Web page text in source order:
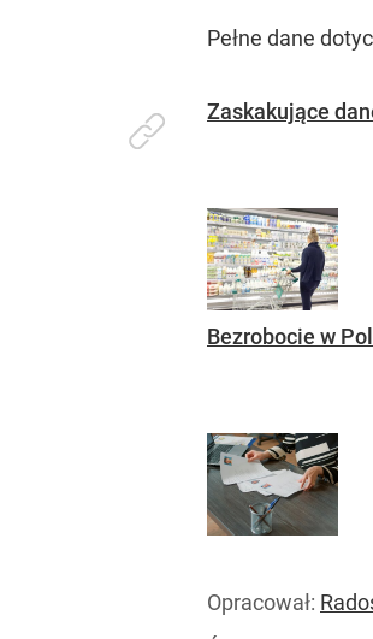
Pełne dane
Zaskakujące
Bezrobocie w
Opracował: